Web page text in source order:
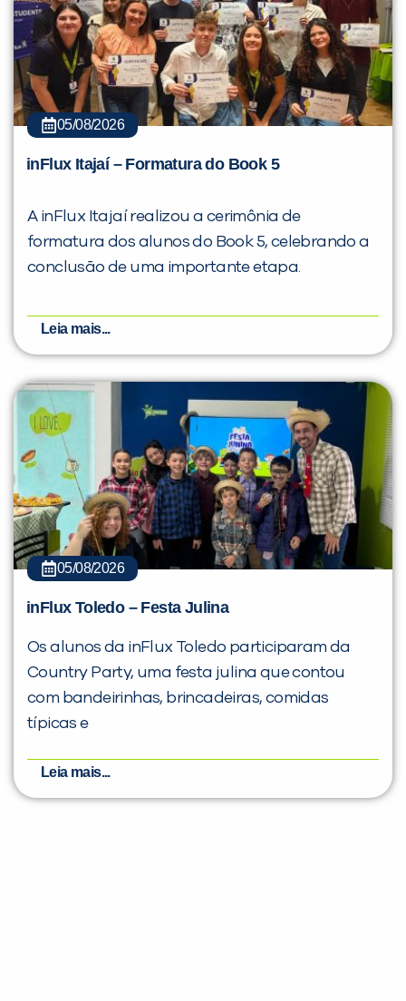
05/08/2026
inFlux Itajaí – Formatura do Book 5
A inFlux Itajaí realizou a cerimônia de
formatura dos alunos do Book 5, celebrando a
conclusão de uma importante etapa.
Leia mais...
05/08/2026
inFlux Toledo – Festa Julina
Os alunos da inFlux Toledo participaram da
Country Party, uma festa julina que contou
com bandeirinhas, brincadeiras, comidas
típicas e
Leia mais...